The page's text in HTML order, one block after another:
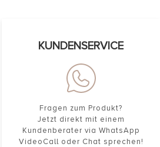
KUNDENSERVICE
Fragen zum Produkt?
Jetzt direkt mit einem
Kundenberater via WhatsApp
VideoCall oder Chat sprechen!